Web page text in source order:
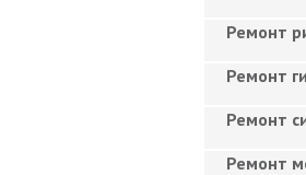
Ремонт
Ремонт
Ремонт
Ремонт